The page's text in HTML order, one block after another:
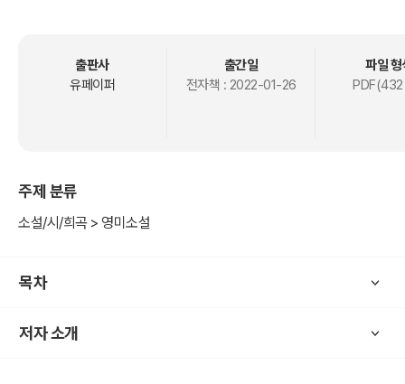
포크너의 남부문학의 전통을 다룬 서사적이고 신화적인 작품으로, 그
까? 미국 남부의 전통적 가치관의 화석이 된 그녀, 에밀리는 왜 엽기적
인 행각을 벌인 것일까? 포크너의 묘사가 매 순간 흥미진진하다.
출판사
유페이퍼
출간일
전자책 : 2022-01-26
파일 형
주제 분류
소설/시/희곡 > 영미소설
목차
저자 소개